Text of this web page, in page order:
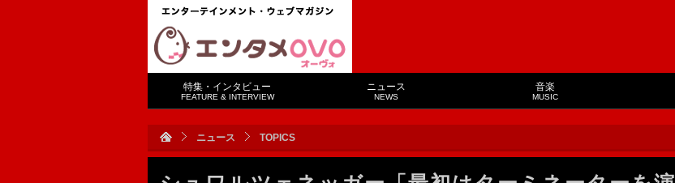
特集・インタビュー
FEATURE & INTERVIEW
ニュース
NEWS
音楽
MUSIC
ニュース TOPICS